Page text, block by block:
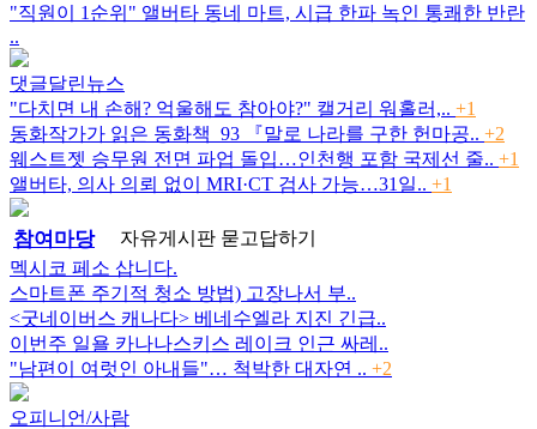
"직원이 1순위" 앨버타 동네 마트, 시급 한파 녹인 통쾌한 반란
..
댓글달린뉴스
"다치면 내 손해? 억울해도 참아야?" 캘거리 워홀러,.. +1
동화작가가 읽은 동화책_93 『말로 나라를 구한 헌마공.. +2
웨스트젯 승무원 전면 파업 돌입…인천행 포함 국제선 줄.. +1
앨버타, 의사 의뢰 없이 MRI·CT 검사 가능…31일.. +1
참여마당 자유게시판 묻고답하기
멕시코 페소 삽니다.
스마트폰 주기적 청소 방법) 고장나서 부..
<굿네이버스 캐나다> 베네수엘라 지진 긴급..
이번주 일욜 카나나스키스 레이크 인근 싸레..
"남편이 여럿인 아내들"… 척박한 대자연 .. +2
오피니언/사람